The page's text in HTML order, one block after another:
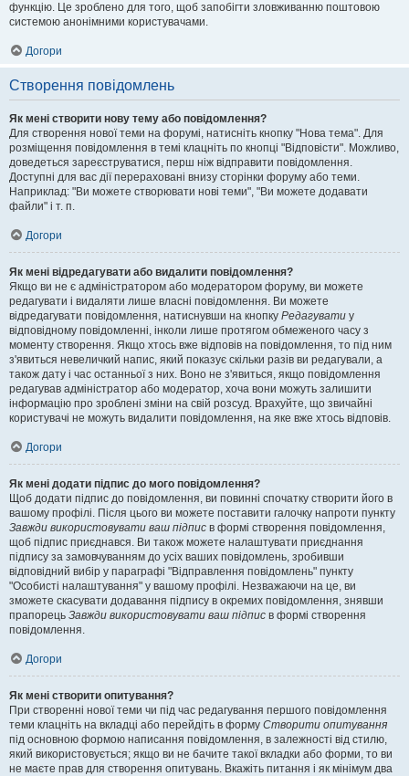
функцію. Це зроблено для того, щоб запобігти зловживанню поштовою
системою анонімними користувачами.
Догори
Створення повідомлень
Як мені створити нову тему або повідомлення?
Для створення нової теми на форумі, натисніть кнопку "Нова тема". Для
розміщення повідомлення в темі клацніть по кнопці "Відповісти". Можливо,
доведеться зареєструватися, перш ніж відправити повідомлення.
Доступні для вас дії перераховані внизу сторінки форуму або теми.
Наприклад: "Ви можете створювати нові теми", "Ви можете додавати
файли" і т. п.
Догори
Як мені відредагувати або видалити повідомлення?
Якщо ви не є адміністратором або модератором форуму, ви можете
редагувати і видаляти лише власні повідомлення. Ви можете
відредагувати повідомлення, натиснувши на кнопку Редагувати у
відповідному повідомленні, інколи лише протягом обмеженого часу з
моменту створення. Якщо хтось вже відповів на повідомлення, то під ним
з'явиться невеличкий напис, який показує скільки разів ви редагували, а
також дату і час останньої з них. Воно не з'явиться, якщо повідомлення
редагував адміністратор або модератор, хоча вони можуть залишити
інформацію про зроблені зміни на свій розсуд. Врахуйте, що звичайні
користувачі не можуть видалити повідомлення, на яке вже хтось відповів.
Догори
Як мені додати підпис до мого повідомлення?
Щоб додати підпис до повідомлення, ви повинні спочатку створити його в
вашому профілі. Після цього ви можете поставити галочку напроти пункту
Завжди використовувати ваш підпис в формі створення повідомлення,
щоб підпис приєднався. Ви також можете налаштувати приєднання
підпису за замовчуванням до усіх ваших повідомлень, зробивши
відповідний вибір у параграфі "Відправлення повідомлень" пункту
"Особисті налаштування" у вашому профілі. Незважаючи на це, ви
зможете скасувати додавання підпису в окремих повідомлення, знявши
прапорець Завжди використовувати ваш підпис в формі створення
повідомлення.
Догори
Як мені створити опитування?
При створенні нової теми чи під час редагування першого повідомлення
теми клацніть на вкладці або перейдіть в форму Створити опитування
під основною формою написання повідомлення, в залежності від стилю,
який використовується; якщо ви не бачите такої вкладки або форми, то ви
не маєте прав для створення опитувань. Вкажіть питання і як мінімум два